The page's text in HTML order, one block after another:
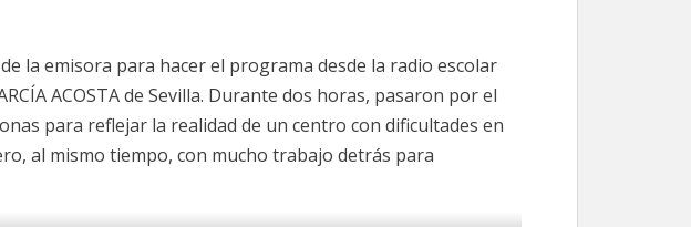
la emisora para hacer el programa desde la radio escolar
ACOSTA de Sevilla. Durante dos horas, pasaron por el
para reflejar la realidad de un centro con dificultades en
al mismo tiempo, con mucho trabajo detrás para